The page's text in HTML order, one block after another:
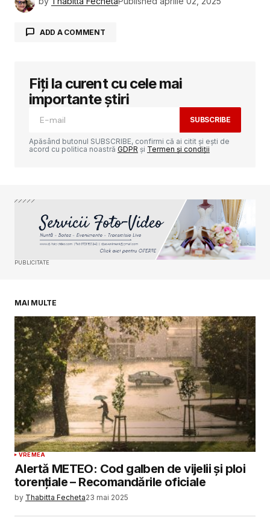
ADD A COMMENT
Adresa ta de email nu va fi publicată.
Câmpurile obligatorii sunt marcate cu
Your E-mail*
SUBMIT COMMENT
Fiți la curent cu cele mai
importante știri
SUBSCRIBE
Apăsând butonul SUBSCRIBE, confirmi că ai citit și ești de
acord cu politica noastră GDPR și Termen și condiții
PUBLICITATE
MAI MULTE
VREMEA
Alertă METEO: Cod galben de vijelii și ploi
torențiale – Recomandările oficiale
by Thabitta Fecheta23 mai 2025